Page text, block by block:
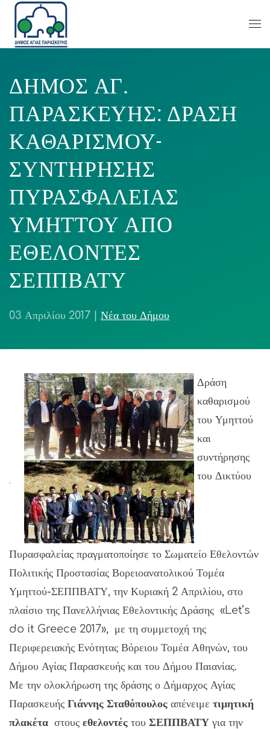
ΔΗΜΟΣ ΑΓ.
ΠΑΡΑΣΚΕΥΗΣ: ΔΡΑΣΗ
ΚΑΘΑΡΙΣΜΟΥ-
ΣΥΝΤΗΡΗΣΗΣ
ΠΥΡΑΣΦΑΛΕΙΑΣ
ΥΜΗΤΤΟΥ ΑΠΟ
ΕΘΕΛΟΝΤΕΣ
ΣΕΠΠΒΑΤΥ
03 Απριλίου 2017 Νέα του Δήμου
Δράση
καθαρισμού
του Υμηττού
και
συντήρησης
του Δικτύου
Πυρασφαλείας πραγματοποίησε το Σωματείο Εθελοντών
Πολιτικής Προστασίας Βορειοανατολικού Τομέα
Υμηττού-ΣΕΠΠΒΑΤΥ, την Κυριακή 2 Απριλίου, στο
πλαίσιο της Πανελλήνιας Εθελοντικής Δράσης «Let’s
do it Greece 2017», με τη συμμετοχή της
Περιφερειακής Ενότητας Βόρειου Τομέα Αθηνών, του
Δήμου Αγίας Παρασκευής και του Δήμου Παιανίας.
Με την ολοκλήρωση της δράσης ο Δήμαρχος Αγίας
Παρασκευής Γιάννης Σταθόπουλος απένειμε τιμητική
πλακέτα στους εθελοντές του ΣΕΠΠΒΑΤΥ για την